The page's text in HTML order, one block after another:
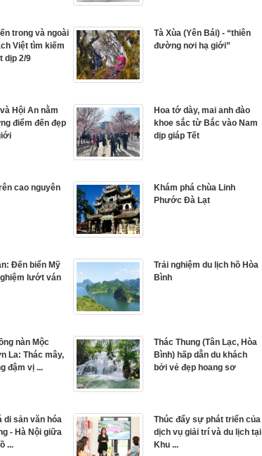
trong và ngoài
Việt tìm kiếm
dịp 2/9
Tà Xùa (Yên Bái) - “thiên
đường nơi hạ giới”
Hội An nằm
điểm đến đẹp
Hoa tớ dày, mai anh đào
khoe sắc từ Bắc vào Nam
dịp giáp Tết
cao nguyên
Khám phá chùa Linh
Phước Đà Lạt
Đến biển Mỹ
lướt ván
Trải nghiệm du lịch hồ Hòa
Bình
nàn Mộc
La: Thác mây,
đậm vị ...
Thác Thung (Tân Lạc, Hòa
Bình) hấp dẫn du khách
bởi vẻ đẹp hoang sơ
di sản văn hóa
- Hà Nội giữa
...
Thúc đẩy sự phát triển của
dịch vụ giải trí và du lịch tại
Khu ...